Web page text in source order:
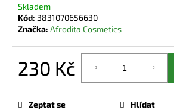
Skladem
Kód: 3831070656630
Značka: Afrodita Cosmetics
230 Kč
Zeptat se Hlídat
u